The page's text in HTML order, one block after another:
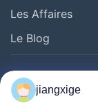
Les Affaires
Le Blog
Follow Us
jiangxige